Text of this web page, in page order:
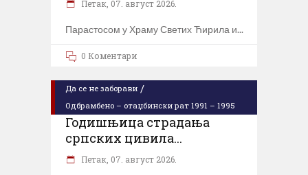
Петак, 07. август 2026.
Парастосом у Храму Светих Ћирила и
0 Коментари
Да се не заборави /
Одбрамбено – отаџбински рат 1991 – 1995
Годишњица страдања
српских цивила...
Петак, 07. август 2026.